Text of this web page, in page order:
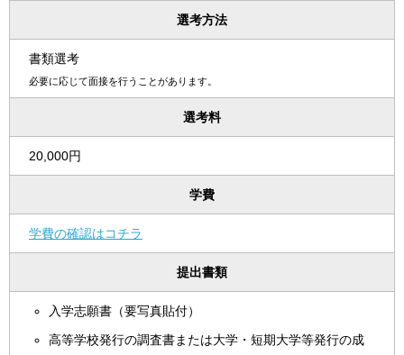
選考方法
書類選考
必要に応じて面接を行うことがあります。
選考料
20,000円
学費
学費の確認はコチラ
提出書類
入学志願書（要写真貼付）
高等学校発行の調査書または大学・短期大学等発行の成